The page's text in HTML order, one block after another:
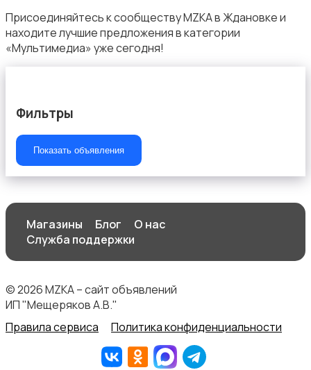
Присоединяйтесь к сообществу MZKA в Ждановке и
находите лучшие предложения в категории
«Мультимедиа» уже сегодня!
Фильтры
Показать объявления
Магазины Блог
О нас
Служба поддержки
© 2026 MZKA – сайт объявлений
ИП "Мещеряков А.В."
Правила сервиса
Политика конфиденциальности